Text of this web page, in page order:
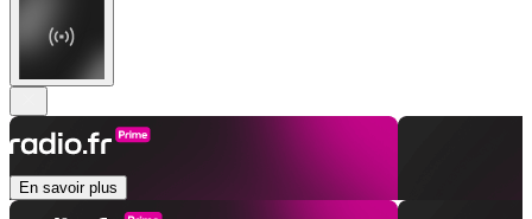
En savoir plus